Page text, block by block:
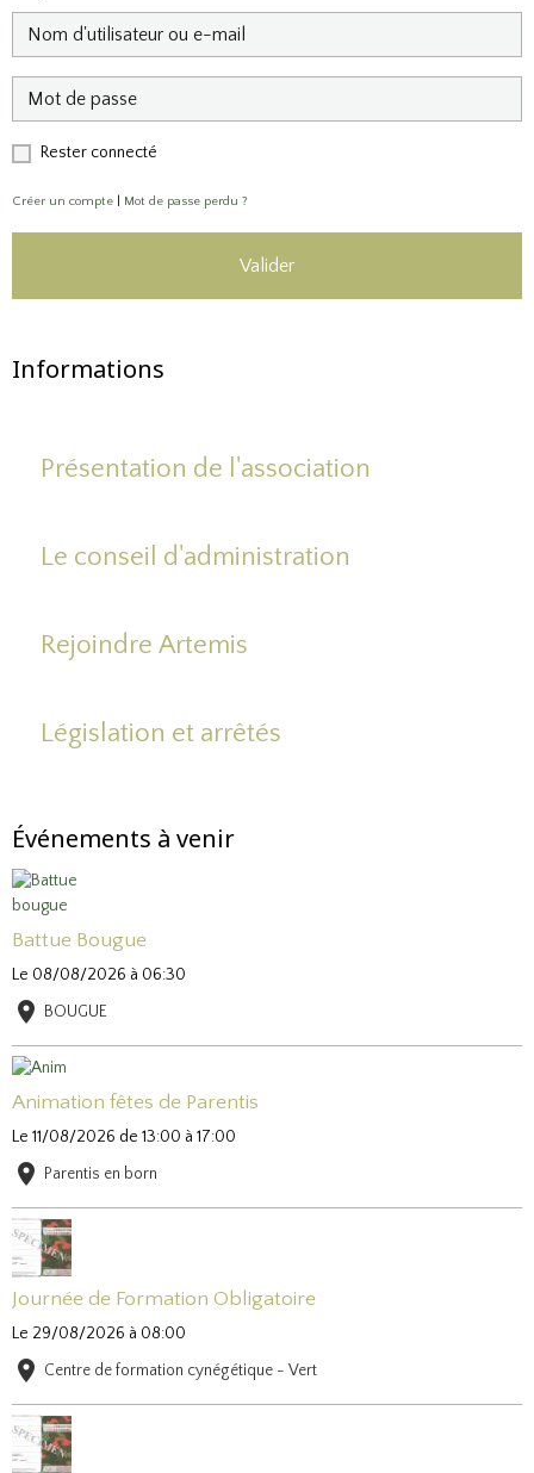
Rester connecté
Créer un compte Mot de passe perdu ?
Valider
Informations
Présentation de l'association
Le conseil d'administration
Rejoindre Artemis
Législation et arrêtés
Événements à venir
Battue Bougue
Le 08/08/2026 à 06:30
BOUGUE
Animation fêtes de Parentis
Le 11/08/2026 de 13:00 à 17:00
Parentis en born
Journée de Formation Obligatoire
Le 29/08/2026 à 08:00
Centre de formation cynégétique - Vert